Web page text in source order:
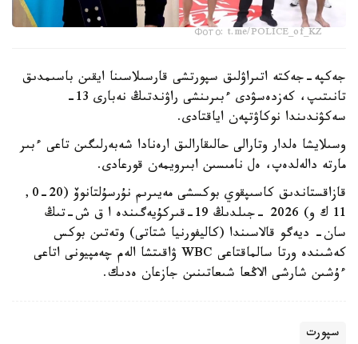
Фото: t.me/POLICE_of_KZ
جەكپە-جەكتە اتىراۋلىق سپورتشى قارسىلاسىنا ايقىن باسىمدىق
تانىتىپ، كەزدەسۋدى ءبىرىنشى راۋندتىڭ نەبارى 13-
سەكۋندىندا نوكاۋتپەن اياقتادى.
وسىلايشا ەلدار وتارالى حالىقارالىق ارەنادا شەبەرلىگىن تاعى ءبىر
مارتە دالەلدەپ، ەل نامىسىن ابىرويمەن قورعادى.
قازاقستاندىق كاسىپقوي بوكسشى مەيىرىم نۇرسۇلتانوۆ (20-0,
11 ك و) 2026 -جىلدىڭ 19-قىركۇيەگىندە ا ق ش-تىڭ
سان- ديەگو قالاسىندا (كاليفورنيا شتاتى) وتەتىن بوكس
كەشىندە ورتا سالماقتاعى WBC ۋاقىتشا الەم چەمپيونى اتاعى
ءۇشىن شارشى الاڭعا شىعاتىنىن جازعان ەدىك.
سپورت